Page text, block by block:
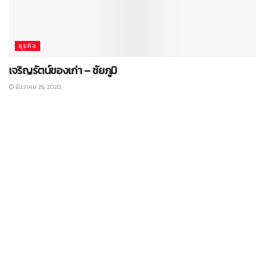
ธุรกิจ
เจริญรัตน์ของเก่า – ชัยภูมิ
ธันวาคม 26, 2020